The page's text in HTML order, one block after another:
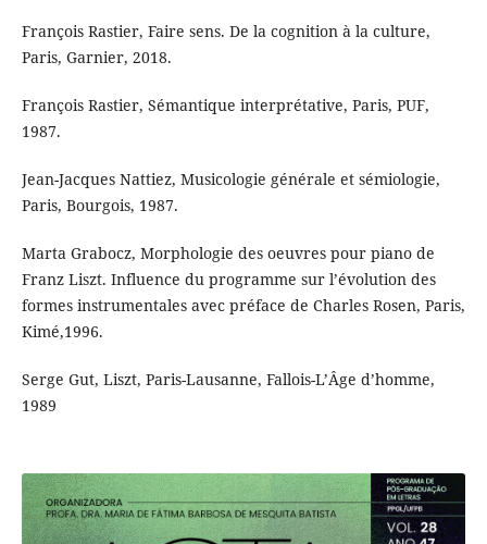
François Rastier, Faire sens. De la cognition à la culture,
Paris, Garnier, 2018.
François Rastier, Sémantique interprétative, Paris, PUF,
1987.
Jean-Jacques Nattiez, Musicologie générale et sémiologie,
Paris, Bourgois, 1987.
Marta Grabocz, Morphologie des oeuvres pour piano de
Franz Liszt. Influence du programme sur l’évolution des
formes instrumentales avec préface de Charles Rosen, Paris,
Kimé,1996.
Serge Gut, Liszt, Paris-Lausanne, Fallois-L’Âge d’homme,
1989